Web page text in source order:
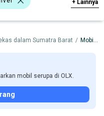
+ Lainnya
dalam Sumatra Barat / Mobil Bekas dalam Payakumbuh Kota
mobil serupa di OLX.